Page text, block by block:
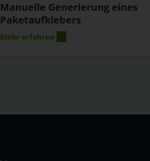
Manuelle Generierung eines
Paketaufklebers
Mehr erfahren